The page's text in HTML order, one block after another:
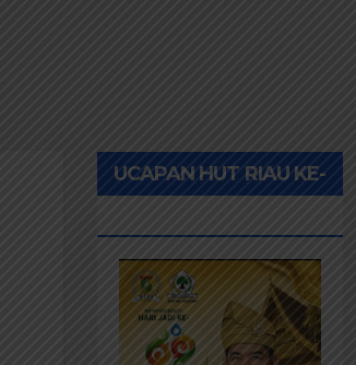
UCAPAN HUT RIAU KE-